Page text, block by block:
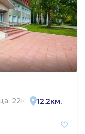
22к2 12.2км.